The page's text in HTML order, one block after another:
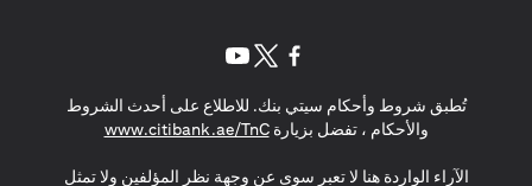
تُطبق شروط وأحكام سيتي بنك. للاطلاع على أحدث الشروط
والأحكام ، تفضل بزيارةwww.citibank.ae/TnC
in a new tab
الآراء الواردة هنا لا تعبر سوى عن وجهة نظر المؤلفين ولا تمثل